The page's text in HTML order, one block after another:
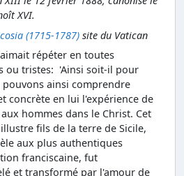
XVI.
(1715-1787) site du Vatican
répéter en toutes
ou tristes: 'Ainsi soit-il pour
ainsi comprendre
concrète en lui l'expérience de
hommes dans le Christ. Cet
fils de la terre de Sicile,
aux plus authentiques
franciscaine, fut
et transformé par l'amour de